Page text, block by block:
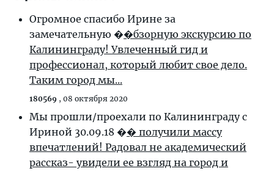
Огромное спасибо Ирине за
замечательную ��бзорную экскурсию по
Калининграду! Увлеченный гид и
профессионал, который любит свое дело.
Таким город мы...
180569 , 08 октября 2020
Мы прошли/проехали по Калининграду с
Ириной 30.09.18 �� получили массу
впечатлений! Радовал не академический
рассказ- увидели ее взгляд на город и